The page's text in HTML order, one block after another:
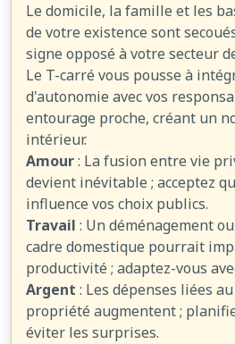
Le domicile, la famille et les
de votre existence sont
signe opposé à votre secteur
Le T-carré vous pousse à
d'autonomie avec vos
entourage proche, créant un
intérieur.
Amour: La fusion entre vie
devient inévitable ; acceptez
influence vos choix publics.
Travail : Un déménagement
cadre domestique pourrait
productivité ; adaptez-vous
Argent : Les dépenses liées
propriété augmentent ;
éviter les surprises.